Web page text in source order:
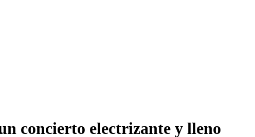
concierto electrizante y lleno